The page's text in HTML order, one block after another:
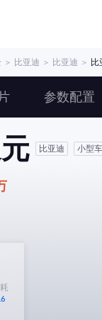
＞ 比亚迪 ＞ 比亚迪 ＞ 比
参数配置
比亚迪 小型车